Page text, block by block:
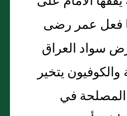
فعل عمر رضى
سواد العراق
والكوفيون يتخير
في